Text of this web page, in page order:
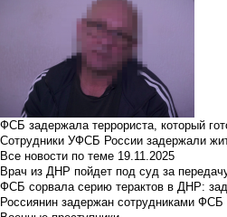
ФСБ задержала террориста, который
Сотрудники УФСБ России задержали
Все новости по теме 19.11.2025
Врач из ДНР пойдет под суд за
ФСБ сорвала серию терактов в ДНР:
Россиянин задержан сотрудниками